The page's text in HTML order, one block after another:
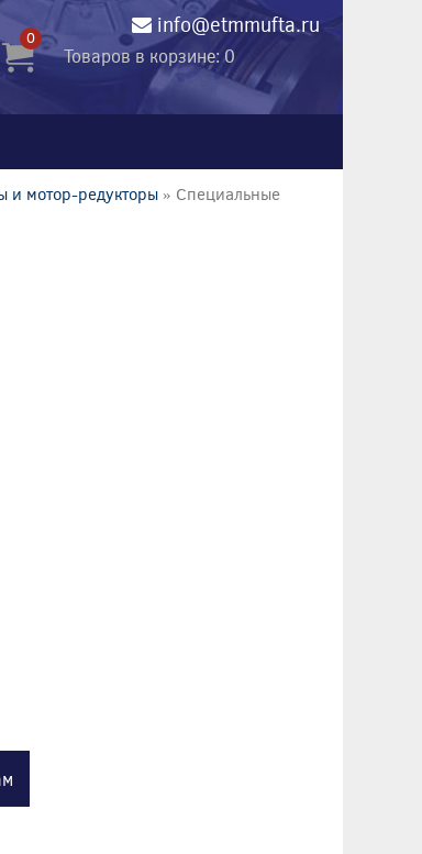
info@etmmufta.ru
0
Товаров в корзине: 0
и мотор-редукторы » Специальные